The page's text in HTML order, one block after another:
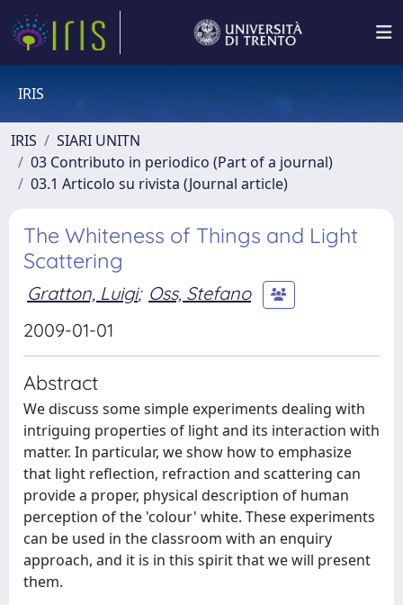
IRIS
IRIS
SIARI UNITN
03 Contributo in periodico (Part of a journal)
03.1 Articolo su rivista (Journal article)
The Whiteness of Things and Light
Scattering
Gratton, Luigi; Oss, Stefano
2009-01-01
Abstract
We discuss some simple experiments dealing with
intriguing properties of light and its interaction with
matter. In particular, we show how to emphasize
that light reflection, refraction and scattering can
provide a proper, physical description of human
perception of the 'colour' white. These experiments
can be used in the classroom with an enquiry
approach, and it is in this spirit that we will present
them.